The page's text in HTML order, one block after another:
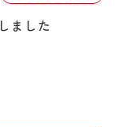
ました